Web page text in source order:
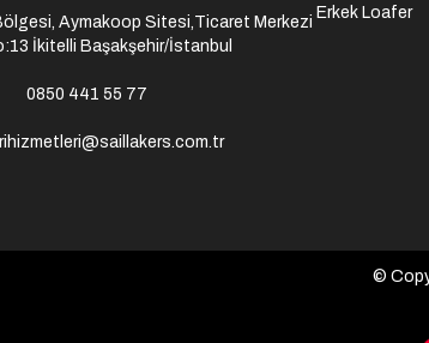
Aymakoop Sitesi,Ticaret Merkezi
İkitelli Başakşehir/İstanbul
0850 441 55 77
Erkek Loafer
©